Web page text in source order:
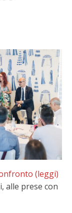
(leggi)
alle prese con